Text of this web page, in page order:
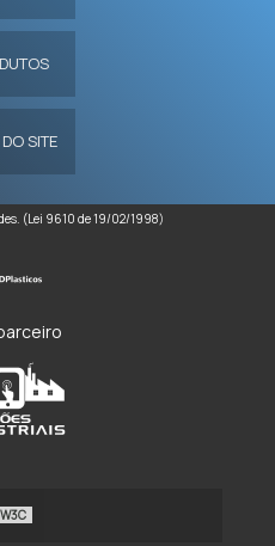
SITE
(Lei 9610 de 19/02/1998)
W3C